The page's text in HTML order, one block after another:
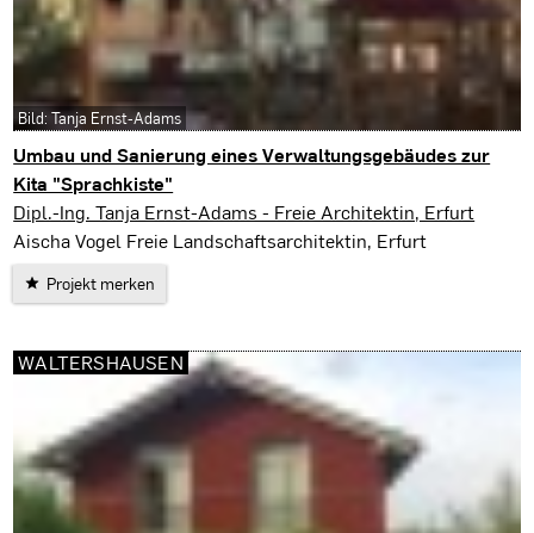
Umbau und Sanierung eines Verwaltungsgebäudes zur
Kita "Sprachkiste"
Jena
Dipl.-Ing. Tanja Ernst-Adams - Freie Architektin, Erfurt
Aischa Vogel Freie Landschaftsarchitektin, Erfurt
Projekt merken
Bild: Tanja Ernst-Adams
WALTERSHAUSEN